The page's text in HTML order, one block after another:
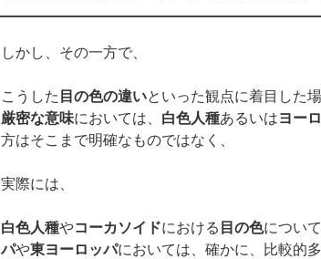
しかし、その一方で、
こうした 目の色の違いといった観点に着目した場
厳密な意味においては、 白色人種あるいはヨー
方はそこまで明確なものではなく、
実際には、
白色人種やコーカソイドにおける 目の色につい
パや東ヨーロッパにおいては、確かに、比較的多